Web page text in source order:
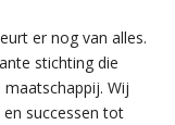
er nog van alles.
stichting die
Wij
successen tot